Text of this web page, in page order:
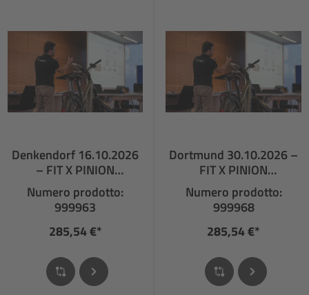
Denkendorf 16.10.2026
– FIT X PINION
FACHHÄNDLERSCHULU
NG
Numero prodotto:
999963
285,54 €*
Dortmund 30.10.2026 –
FIT X PINION
FACHHÄNDLERSCHULUN
G
Numero prodotto:
999968
285,54 €*